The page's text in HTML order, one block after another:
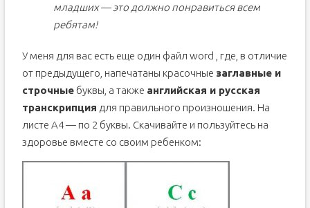
младших — это должно понравиться всем
ребятам!
У меня для вас есть еще один файл word , где, в отличие
от предыдущего, напечатаны красочные заглавные и
строчныебуквы, а также английская и русская
транскрипция для правильного произношения. На
листе A4 — по 2 буквы. Скачивайте и пользуйтесь на
здоровье вместе со своим ребенком: